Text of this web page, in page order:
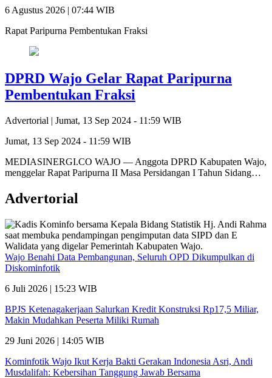
6 Agustus 2026 | 07:44 WIB
Rapat Paripurna Pembentukan Fraksi
DPRD Wajo Gelar Rapat Paripurna
Pembentukan Fraksi
Advertorial | Jumat, 13 Sep 2024 - 11:59 WIB
Jumat, 13 Sep 2024 - 11:59 WIB
MEDIASINERGI.CO WAJO — Anggota DPRD Kabupaten Wajo,
menggelar Rapat Paripurna II Masa Persidangan I Tahun Sidang…
Advertorial
Wajo Benahi Data Pembangunan, Seluruh OPD Dikumpulkan di
Diskominfotik
6 Juli 2026 | 15:23 WIB
BPJS Ketenagakerjaan Salurkan Kredit Konstruksi Rp17,5 Miliar,
Makin Mudahkan Peserta Miliki Rumah
29 Juni 2026 | 14:05 WIB
Kominfotik Wajo Ikut Kerja Bakti Gerakan Indonesia Asri, Andi
Musdalifah: Kebersihan Tanggung Jawab Bersama